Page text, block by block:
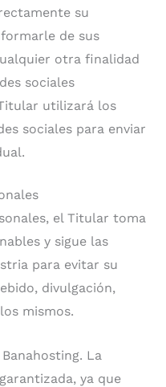
su
de sus
otra finalidad
sociales
utilizará los
sociales para enviar
el Titular toma
y sigue las
para evitar su
divulgación,
mismos.
La
ya que